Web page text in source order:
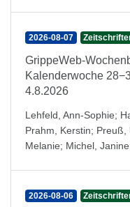
2026-08-07
GrippeWeb-
Kalenderwoche
4.8.2026
Lehfeld, Ann-Sophie;
Prahm, Kerstin; Preuß,
Melanie; Michel, Janine
2026-08-06